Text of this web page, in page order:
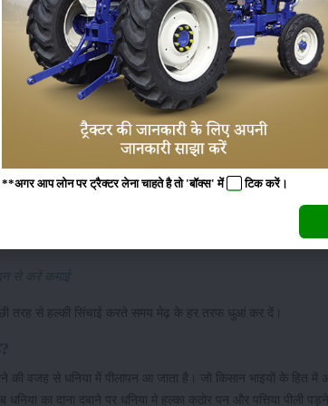
मौसम होता हैं। अक्टूबर से लेकर नवंबर तक धनिया बोने का सबसे उचित
तक का बहुत ही उपयुक्त माना जाता है।पाले के खतरे से बचने के लिए
हेक्टेयर क्षेत्र में 100 से लेकर 150 कुंटल सड़ी हुई गोबर की खाद
पोटाश की मात्रा का इस्तेमाल करते हैं। इन खादो को भली प्रकार से
का होता है। सल्फर को कुछ इस प्रकार से खेतों में डाला जाता है जैसे
समय इस बात का ध्यान रखें। कि कोई जगह बचे नहीं खेतों में पूर्ण रूप से
से करें कमाई
तरह से हल्की सिंचाई करते समय मेढ़ के हर तरफ धुआं कर दें।
की वजह से धनिया में पीलापन आ जाता है। जो किसान भाइयों के हित में
का दाना दबाने पर धनिया मे हल्का कठोर पन और पत्तिया पीली
**अगर आप लोन पर ट्रैक्टर लेना चाहते है तो 'बॉक्स' में टिककरें।